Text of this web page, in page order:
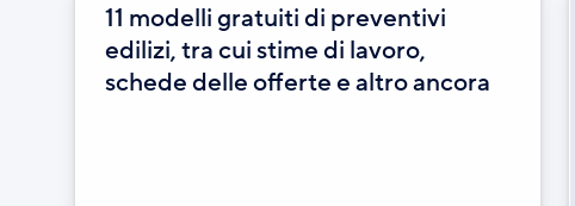
11 modelli gratuiti di preventivi
edilizi, tra cui stime di lavoro,
schede delle offerte e altro ancora